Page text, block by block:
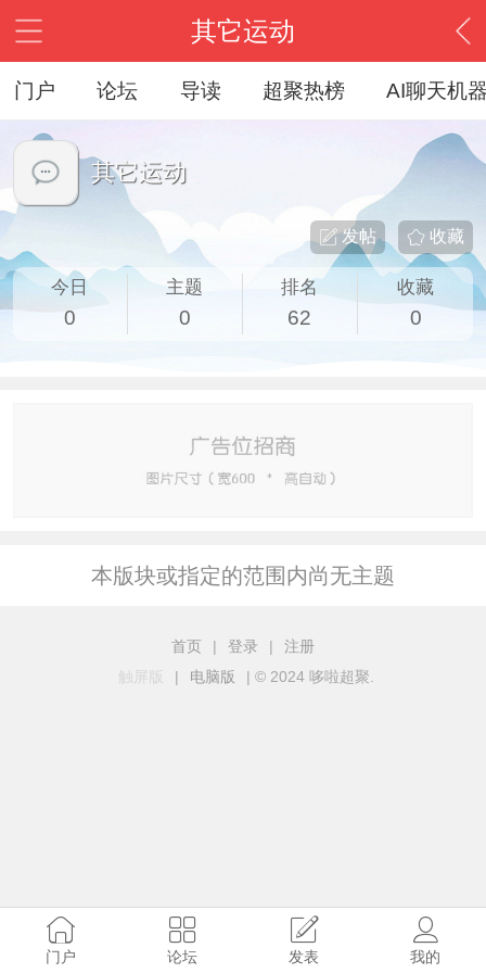
其它运动
门户 论坛 导读 超聚热榜 AI聊天机
其它运动
收藏
发帖
今日
0
主题
0
排名
62
收藏
0
本版块或指定的范围内尚无主题
首页 | 登录 |
注册
触屏版
| 电脑版 | © 2024 哆啦超聚.
门户 论坛 发表 我的